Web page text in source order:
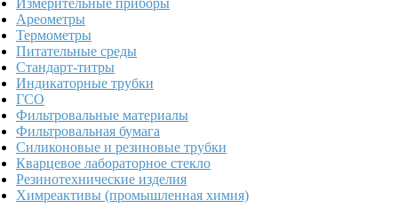
Ареометры
Термометры
Питательные среды
Стандарт-титры
Индикаторные трубки
ГСО
Фильтровальные материалы
Фильтровальная бумага
Силиконовые и резиновые трубки
Кварцевое лабораторное стекло
Резинотехнические изделия
Химреактивы (промышленная химия)